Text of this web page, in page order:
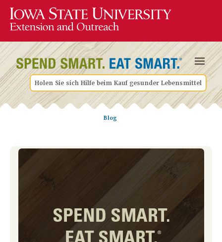
Holen Sie sich Hilfe beim Kauf gesunder Lebensmittel
Blog